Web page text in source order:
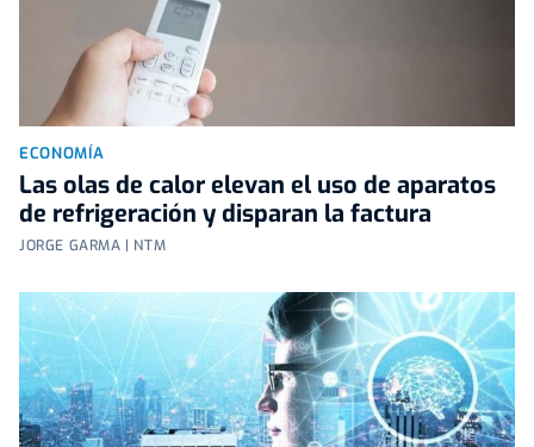
ECONOMÍA
Las olas de calor elevan el uso de aparatos
de refrigeración y disparan la factura
JORGE GARMA | NTM